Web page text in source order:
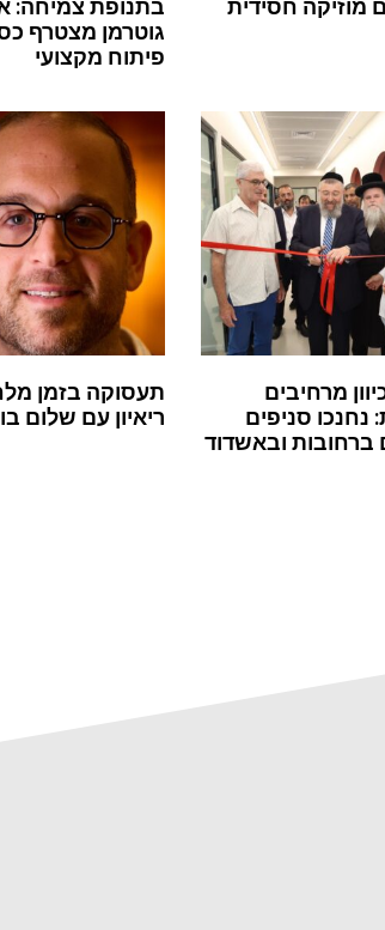
מוזיקה חסידית
בתנופת צמיחה:
גוטרמן מצטרף
פיתוח מקצועי
מרחיבים
נחנכו סניפים
ברחובות ובאשדוד
תעסוקה בזמן
ריאיון עם שלום